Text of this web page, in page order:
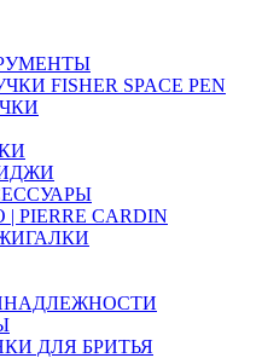
FISHER SPACE PEN
PIERRE CARDIN
ДЛЯ БРИТЬЯ